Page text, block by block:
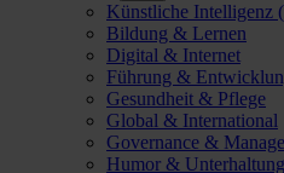
Künstliche Intelligenz
Bildung & Lernen
Digital & Internet
Führung &
Gesundheit & Pflege
Global & International
Governance &
Humor & Unterhaltung